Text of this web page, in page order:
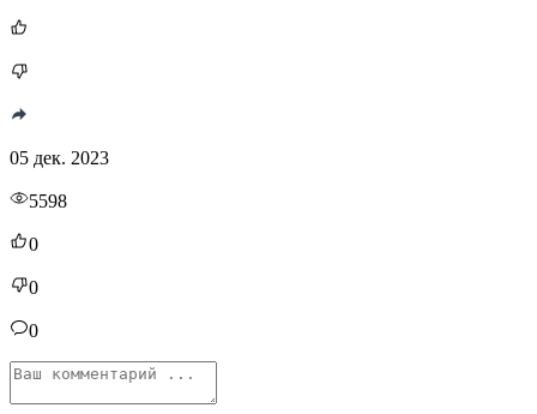
05 дек. 2023
5598
0
0
0